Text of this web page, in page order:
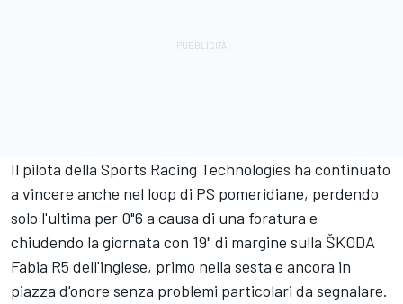
Il pilota della Sports Racing Technologies ha continuato
a vincere anche nel loop di PS pomeridiane, perdendo
solo l'ultima per 0"6 a causa di una foratura e
chiudendo la giornata con 19" di margine sulla ŠKODA
Fabia R5 dell'inglese, primo nella sesta e ancora in
piazza d'onore senza problemi particolari da segnalare.